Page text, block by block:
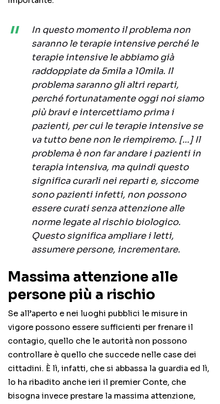
In questo momento il problema non
saranno le terapie intensive perché le
terapie intensive le abbiamo già
raddoppiate da 5mila a 10mila. Il
problema saranno gli altri reparti,
perché fortunatamente oggi noi siamo
più bravi e intercettiamo prima i
pazienti, per cui le terapie intensive se
va tutto bene non le riempiremo. […] Il
problema è non far andare i pazienti in
terapia intensiva, ma quindi questo
significa curarli nei reparti e, siccome
sono pazienti infetti, non possono
essere curati senza attenzione alle
norme legate al rischio biologico.
Questo significa ampliare i letti,
assumere persone, incrementare.
Massima attenzione alle
persone più a rischio
Se all’aperto e nei luoghi pubblici le misure in
vigore possono essere sufficienti per frenare il
contagio, quello che le autorità non possono
controllare è quello che succede nelle case dei
cittadini. È lì, infatti, che si abbassa la guardia ed lì,
lo ha ribadito anche ieri il premier Conte, che
bisogna invece prestare la massima attenzione,